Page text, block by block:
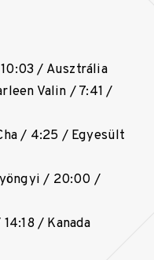
/ Ausztrália
Valin / 7:41 /
/ 4:25 / Egyesült
/ 20:00 /
/ Kanada